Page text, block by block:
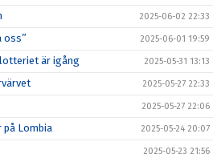
2025-06-02 22:33
oss” 2025-06-01 19:59
är igång 2025-05-31 13:13
2025-05-27 22:33
2025-05-27 22:06
på Lombia 2025-05-24 20:07
2025-05-23 21:56